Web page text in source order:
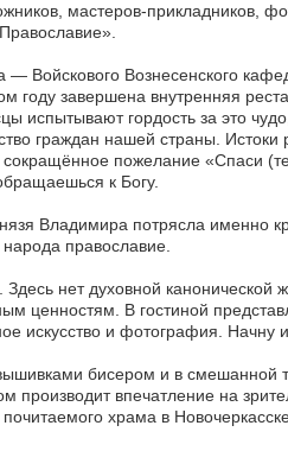
мастеров-прикладников,
— Войскового Вознесенского
году завершена внутренняя
испытывают гордость за это
граждан нашей страны. Истоки
пожелание «Спаси
к Богу.
Владимира потрясла именно
православие.
нет духовной канонической
ценностям. В гостиной
искусство и фотография. Начну
бисером и в смешанной
впечатление на
храма в